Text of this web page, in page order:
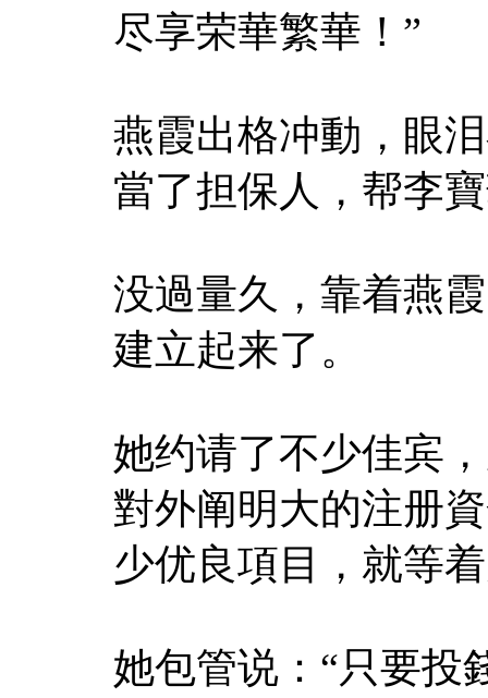
尽享荣華繁華！”
燕霞出格冲動，眼
當了担保人，帮李
没過量久，靠着燕
建立起来了。
她约请了不少佳宾
對外阐明大的注册
少优良項目，就等
她包管说：“只要投